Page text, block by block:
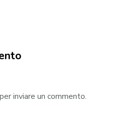
per inviare un commento.